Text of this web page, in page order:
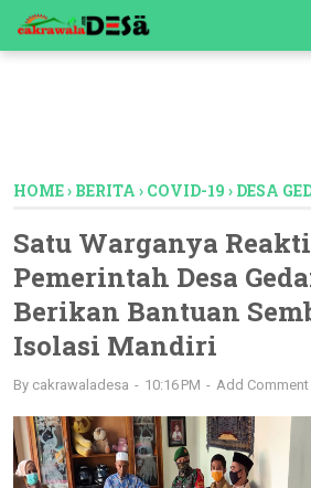
HOME› BERITA › COVID-19 › DESA
Satu Warganya
Pemerintah Desa
Berikan Bantuan
Isolasi Mandiri
By cakrawaladesa 10:16 PM Add Comment